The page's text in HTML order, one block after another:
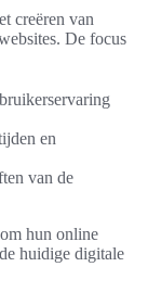
creëren van
De focus
en
van de
hun online
huidige digitale